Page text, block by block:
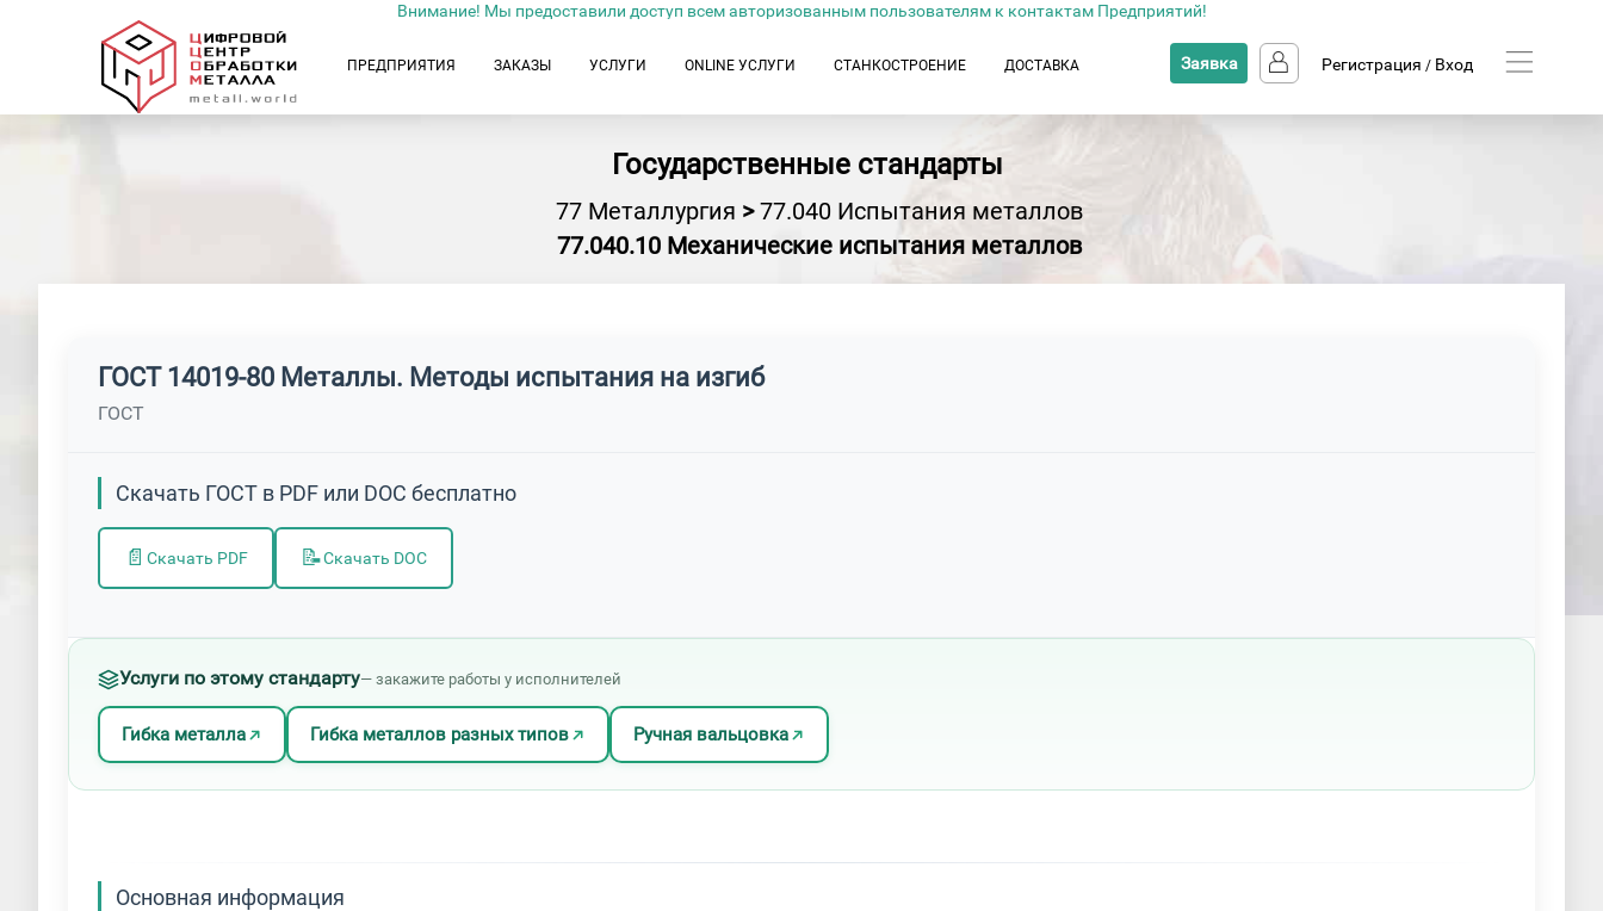
Внимание! Мы предоставили доступ всем авторизованным пользователям к контактам Предприятий!
ПРЕДПРИЯТИЯ ЗАКАЗЫ УСЛУГИ ONLINE УСЛУГИ СТАНКОСТРОЕНИЕ ДОСТАВКА Заявка Регистрация / Вход
Государственные стандарты
77 Металлургия >77.040 Испытания металлов
77.040.10 Механические испытания металлов
ГОСТ 14019-80 Металлы. Методы испытания на изгиб
ГОСТ
Скачать ГОСТ в PDF или DOC бесплатно
📄 Скачать PDF 📝Скачать DOC
Услуги по этому стандарту— закажите работы у исполнителей
Гибка металла Гибка металлов разных типов Ручная вальцовка
Основная информация